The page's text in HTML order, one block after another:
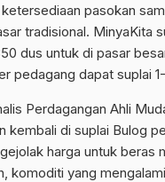
pasokan
tradisional. MinyaKita
dus untuk di pasar
pedagang dapat suplai
Perdagangan Ahli
kembali di suplai Bulog
harga untuk beras
komoditi yang